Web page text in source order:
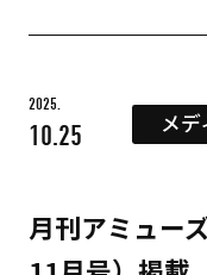
2025.
10.25 メデ
月刊アミュー